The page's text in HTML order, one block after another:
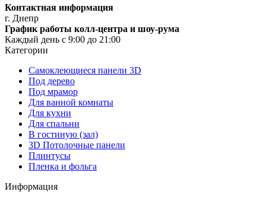
Контактная информация
г. Днепр
График работы колл-центра и шоу-рума
Каждый день с 9:00 до 21:00
Категории
Самоклеющиеся панели 3D
Под дерево
Под мрамор
Для ванной комнаты
Для кухни
Для спальни
В гостиную (зал)
3D Потолочные панели
Плинтусы
Пленка и фольга
Информация